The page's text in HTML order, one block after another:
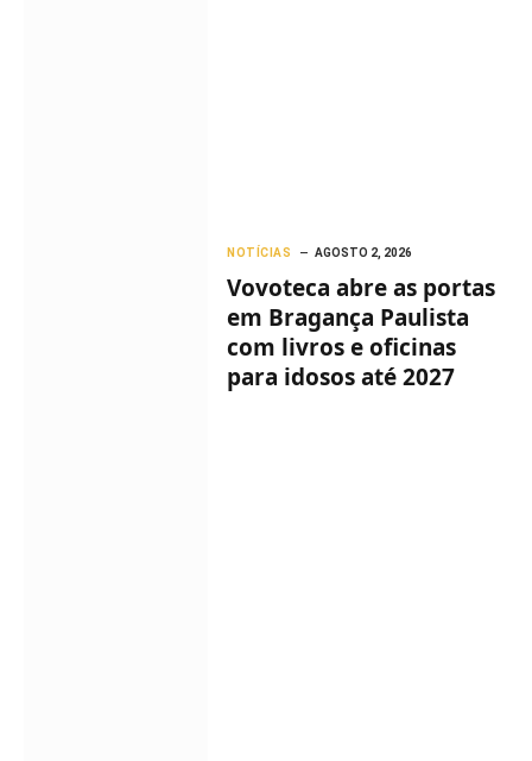
NOTÍCIAS AGOSTO 2, 2026
Vovoteca abre as portas
em Bragança Paulista
com livros e oficinas
para idosos até 2027